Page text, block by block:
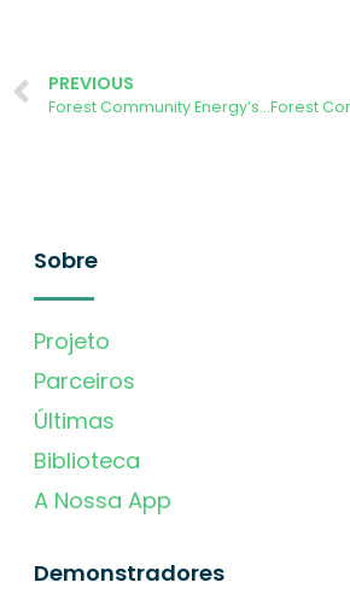
PREVIOUS
Forest Community Energy’s Priority Asks
Sobre
Projeto
Parceiros
Últimas
Biblioteca
A Nossa App
Demonstradores